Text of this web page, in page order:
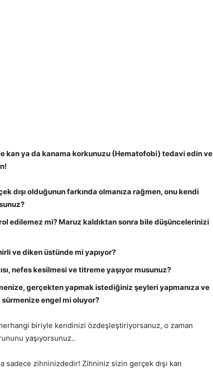
kan ya da kanama korkunuzu (Hematofobi) tedavi edin ve
dışı olduğunun farkında olmanıza rağmen, onu kendi
edilemez mi? Maruz kaldıktan sonra bile düşüncelerinizi
ve diken üstünde mi yapıyor?
nefes kesilmesi ve titreme yaşıyor musunuz?
gerçekten yapmak istediğiniz şeyleri yapmanıza ve
engel mi oluyor?
biriyle kendinizi özdeşleştiriyorsanuz, o zaman
yaşıyorsunuz..
sadece zihninizdedir! Zihniniz sizin gerçek dışı kan